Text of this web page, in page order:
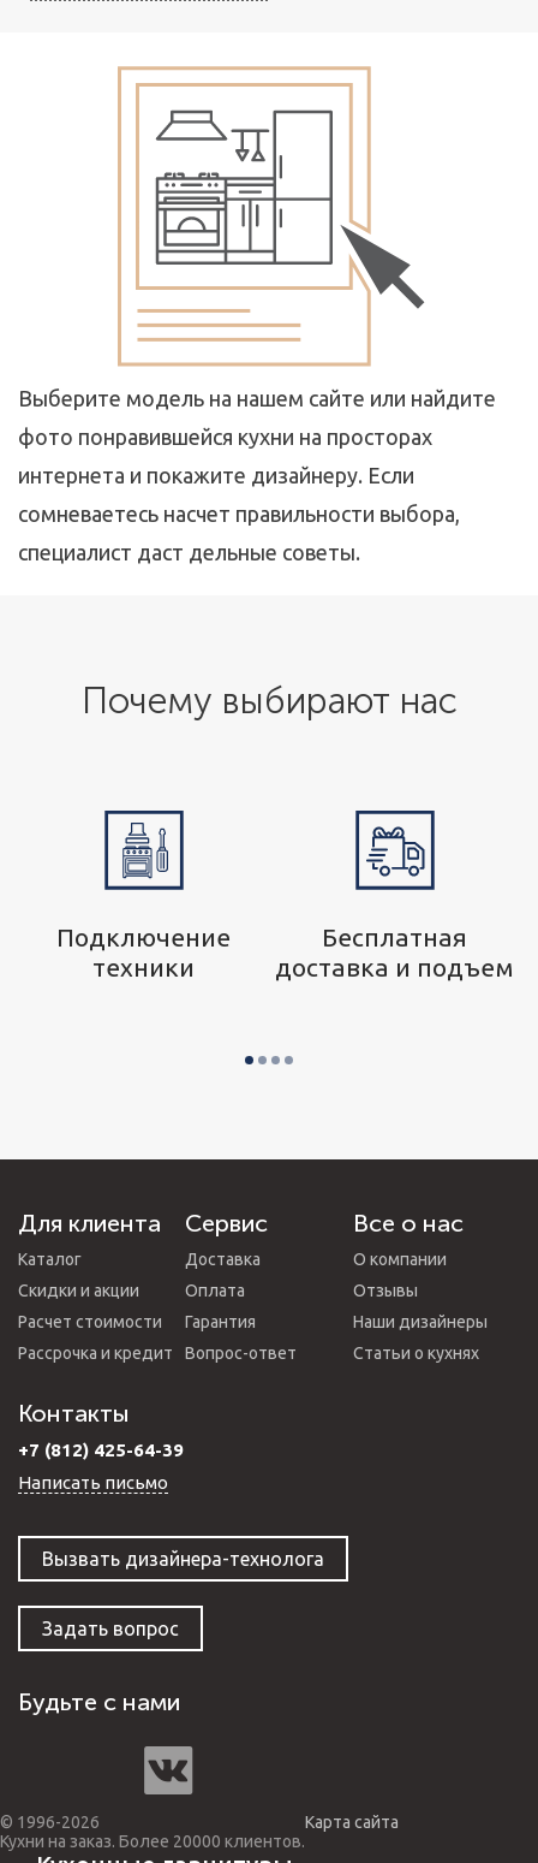
Выберите модель на нашем сайте или найдите
фото понравившейся кухни на просторах
интернета и покажите дизайнеру. Если
сомневаетесь насчет правильности выбора,
специалист даст дельные советы.
Почему выбирают нас
Подключение
техники
Бесплатная
доставка и подъем
Для клиента
Каталог
Скидки и акции
Расчет стоимости
Рассрочка и кредит
Сервис
Доставка
Оплата
Гарантия
Вопрос-ответ
Все о нас
О компании
Отзывы
Наши дизайнеры
Статьи о кухнях
Контакты
+7 (812) 425-64-39
Написать письмо
Вызвать дизайнера-технолога
Задать вопрос
Будьте с нами
© 1996-2026
Кухни на заказ. Более 20000 клиентов.
Карта сайта